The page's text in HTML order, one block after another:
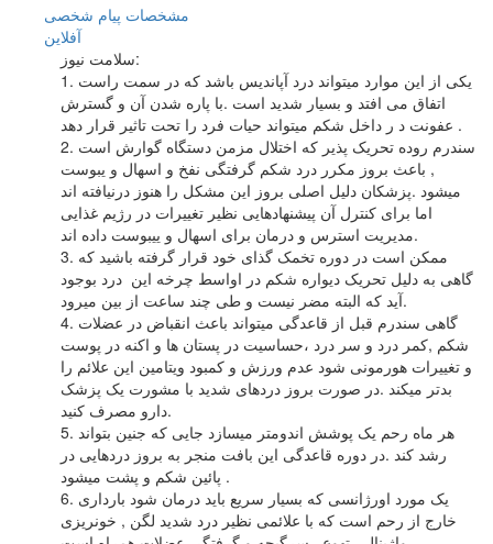
مشخصات پیام شخصی
آفلاين
سلامت نیوز:
1. یکی از این موارد میتواند درد آپاندیس باشد که در سمت راست
اتفاق می افتد و بسیار شدید است .با پاره شدن آن و گسترش
عفونت د ر داخل شکم میتواند حیات فرد را تحت تاثیر قرار دهد .
2. سندرم روده تحریک پذیر که اختلال مزمن دستگاه گوارش است
, باعث بروز مکرر درد شکم گرفتگی نفخ و اسهال و یبوست
میشود .پزشکان دلیل اصلی بروز این مشکل را هنوز درنیافته اند
اما برای کنترل آن پیشنهادهایی نظیر تغییرات در رژیم غذایی
مدیریت استرس و درمان برای اسهال و ییبوست داده اند.
3. ممکن است در دوره تخمک گذای خود قرار گرفته باشید که
گاهی به دلیل تحریک دیواره شکم در اواسط چرخه این درد بوجود
آید که البته مضر نیست و طی چند ساعت از بین میرود.
4. گاهی سندرم قبل از قاعدگی میتواند باعث انقباض در عضلات
شکم ,کمر درد و سر درد ،حساسیت در پستان ها و اکنه در پوست
و تغییرات هورمونی شود عدم ورزش و کمبود ویتامین این علائم را
بدتر میکند .در صورت بروز دردهای شدید با مشورت یک پزشک
دارو مصرف کنید.
5. هر ماه رحم یک پوشش اندومتر میسازد جایی که جنین بتواند
رشد کند .در دوره قاعدگی این بافت منجر به بروز دردهایی در
پائین شکم و پشت میشود .
6. یک مورد اورژانسی که بسیار سریع باید درمان شود بارداری
خارج از رحم است که با علائمی نظیر درد شدید لگن , خونریزی